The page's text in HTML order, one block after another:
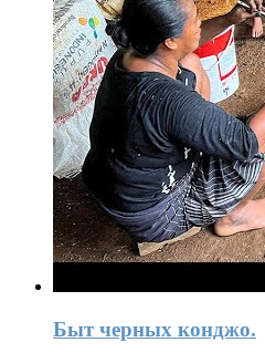
Быт черных конджо.